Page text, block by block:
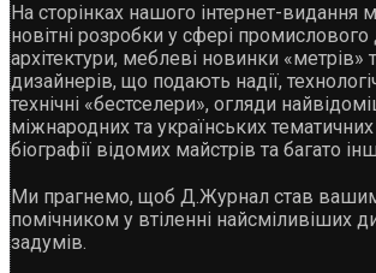
На сторінках нашого інтернет-видання
новітні розробки у сфері промислового
архітектури, меблеві новинки «метрів»
дизайнерів, що подають надії,
технічні «бестселери», огляди
міжнародних та українських
біографії відомих майстрів та багато
Ми прагнемо, щоб Д.Журнал став
помічником у втіленні найсміливіших
задумів.